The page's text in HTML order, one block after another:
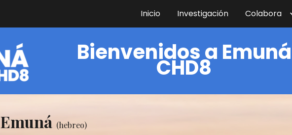
Skip to
Inicio Investigación Colabora
Bienvenidos a Emuná
CHD8
Emuná (hebreo)